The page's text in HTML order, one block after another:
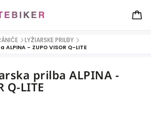
/ LYŽIARSKE PRILBY /
- ZUPO VISOR Q-LITE
prilba ALPINA -
Q-LITE